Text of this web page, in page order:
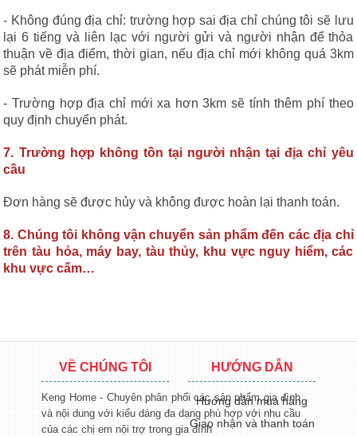
- Không đúng địa chỉ: trường hợp sai địa chỉ chúng tôi sẽ lưu
lại 6 tiếng và liên lạc với người gửi và người nhận để thỏa
thuận về địa điểm, thời gian, nếu địa chỉ mới không quá 3km
sẽ phát miễn phí.
- Trường hợp địa chỉ mới xa hơn 3km sẽ tính thêm phí theo
quy định chuyển phát.
7. Trường hợp không tồn tại người nhận tại địa chỉ yêu
cầu
Đơn hàng sẽ được hủy và không được hoàn lại thanh toán.
8. Chúng tôi không vận chuyển sản phẩm đến các địa chỉ
trên tàu hỏa, máy bay, tàu thủy, khu vực nguy hiểm, các
khu vực cấm…
VỀ CHÚNG TÔI
Keng Home - Chuyên phân phối các sản phẩm gia đình
và nội dung với kiểu dáng đa dạng phù hợp với nhu cầu
của các chị em nội trợ trong gia đình
HƯỚNG DẪN
Hướng dẫn mua hàng
Giao nhận và thanh toán